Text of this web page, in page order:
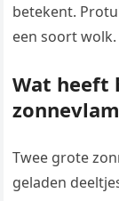
betekent.
een soort wolk.
Wat heeft
Twee grote
geladen